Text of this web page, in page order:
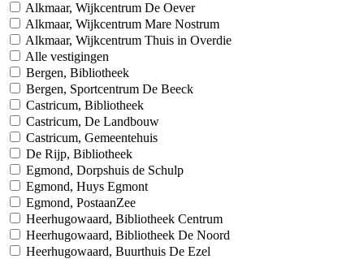
Alkmaar, Wijkcentrum De Oever
Alkmaar, Wijkcentrum Mare Nostrum
Alkmaar, Wijkcentrum Thuis in Overdie
Alle vestigingen
Bergen, Bibliotheek
Bergen, Sportcentrum De Beeck
Castricum, Bibliotheek
Castricum, De Landbouw
Castricum, Gemeentehuis
De Rijp, Bibliotheek
Egmond, Dorpshuis de Schulp
Egmond, Huys Egmont
Egmond, PostaanZee
Heerhugowaard, Bibliotheek Centrum
Heerhugowaard, Bibliotheek De Noord
Heerhugowaard, Buurthuis De Ezel